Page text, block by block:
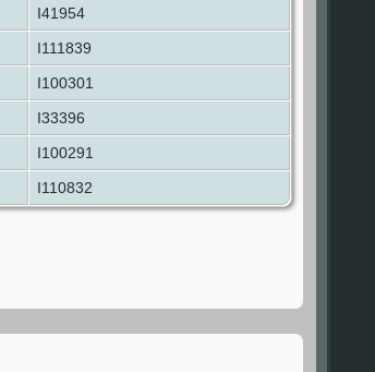
I41954
I111839
I100301
I33396
I100291
I110832